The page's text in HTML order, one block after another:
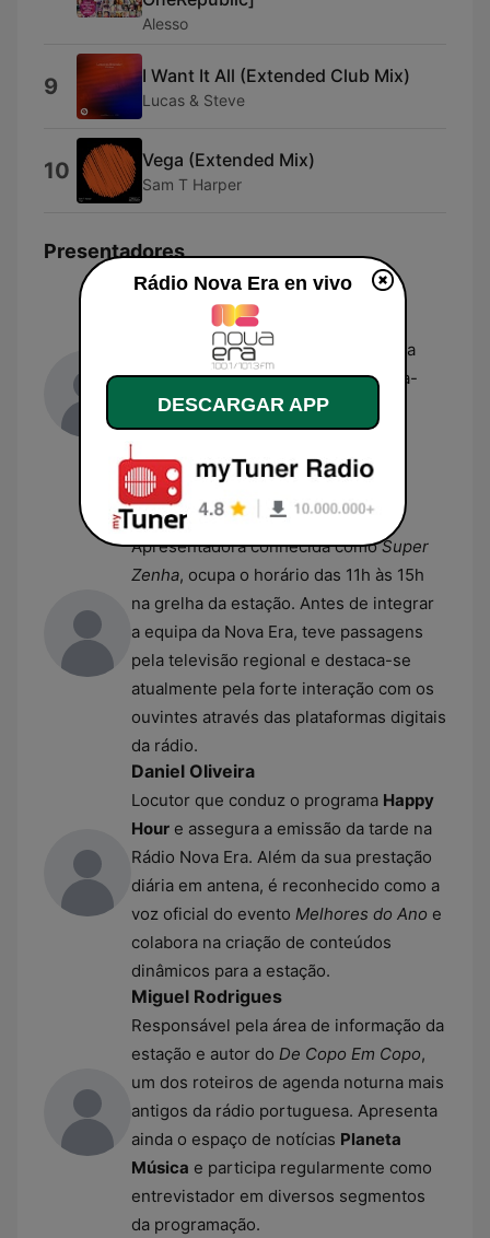
Alesso
9 I Want It All (Extended Club Mix)
Lucas & Steve
10 Vega (Extended Mix)
Sam T Harper
Presentadores
Ricardo Lomar
Locutor responsável pelo programa
Manhãs da Nova Era
, onde conduz a
emissão matinal de segunda a sexta-
feira. É conhecido pelo seu estilo
energético e pelo uso frequente de
trocadilhos e factos curiosos para
entreter o público no início do dia.
Débora Zenha
Apresentadora conhecida comoSuper
Zenha, ocupa o horário das 11h às 15h
na grelha da estação. Antes de integrar
a equipa da Nova Era, teve passagens
pela televisão regional e destaca-se
atualmente pela forte interação com os
ouvintes através das plataformas digitais
da rádio.
Daniel Oliveira
Locutor que conduz o programa Happy
Hour e assegura a emissão da tarde na
Rádio Nova Era. Além da sua prestação
diária em antena, é reconhecido como a
voz oficial do evento Melhores do Ano e
colabora na criação de conteúdos
dinâmicos para a estação.
Miguel Rodrigues
Responsável pela área de informação da
estação e autor do De Copo Em Copo,
um dos roteiros de agenda noturna mais
antigos da rádio portuguesa. Apresenta
ainda o espaço de notícias Planeta
Música e participa regularmente como
entrevistador em diversos segmentos
da programação.
Rádio Nova Era en vivo
DESCARGAR APP